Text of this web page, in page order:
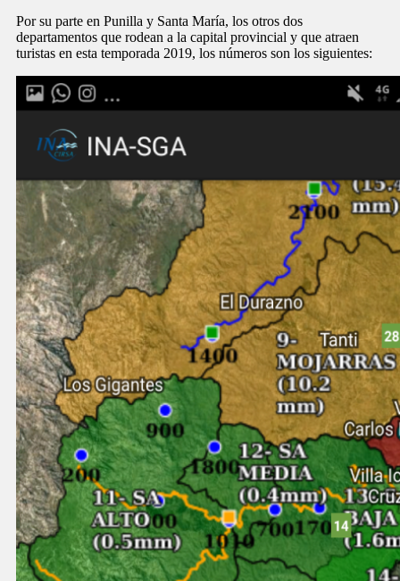
Por su parte en Punilla y Santa María, los otros dos
departamentos que rodean a la capital provincial y que atraen
turistas en esta temporada 2019, los números son los siguientes: